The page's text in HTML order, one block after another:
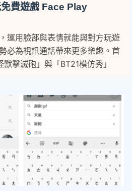
費遊戲 Face Play
運用臉部與表情就能與對方玩遊
必為視訊通話帶來更多樂趣。首
擊滅砲」與「BT21模仿秀」